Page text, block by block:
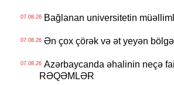
07.08.26Bağlanan universitetin
07.08.26Ən çox çörək və ət yeyən
07.08.26Azərbaycanda əhalinin neçə
RƏQƏMLƏR